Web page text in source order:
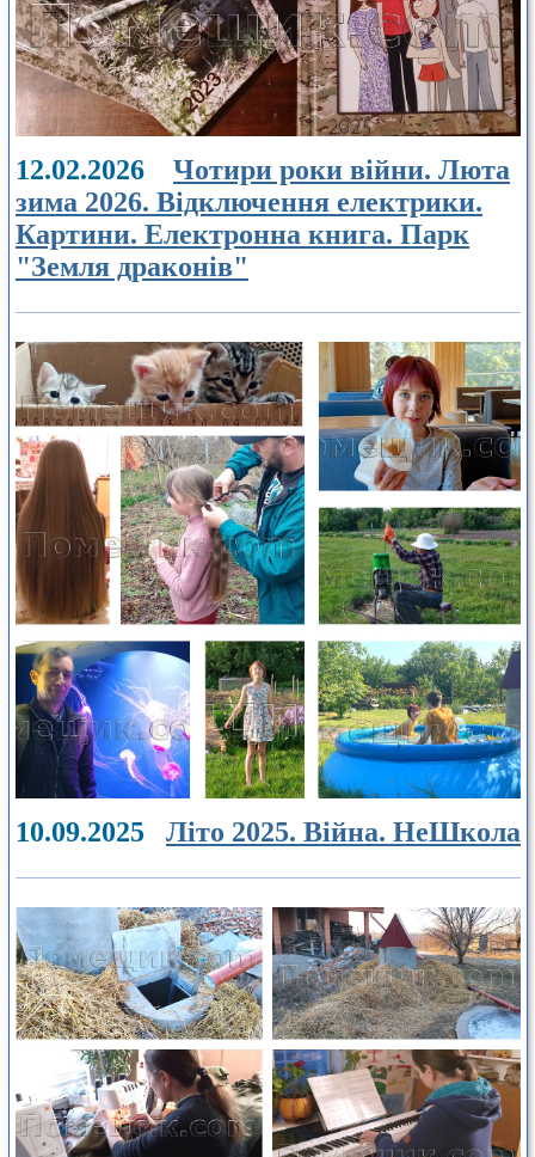
12.02.2026 Чотири роки війни. Люта
зима 2026. Відключення електрики.
Картини. Електронна книга. Парк
"Земля драконів"
10.09.2025 Літо 2025. Війна. НеШкола